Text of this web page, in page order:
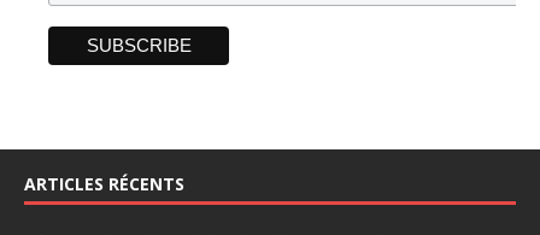
ARTICLES RÉCENTS